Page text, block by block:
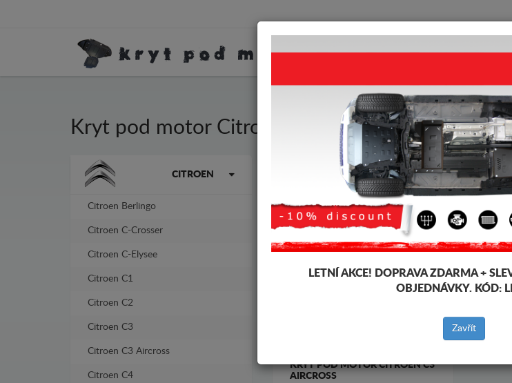
KRYT POD MOTOR HOME
Kryt pod motor Citroen C3 Aircross
Značky vozidel CITROEN
Citroen Berlingo
Citroen C-Crosser
Citroen C-Elysee
Citroen C1
Citroen C2
Citroen C3
Citroen C3 Aircross
Citroen C4
Kryt pod pro motor a převodovku pro vozidla
tloušťky 2-3 mm, snadno se montují, za přijatelné
-4%
KRYT POD MOTOR CITROEN C3
AIRCROSS
LETNÍ AKCE! DOPRAVA ZDARMA +
OBJEDNÁVKY. KÓD:
Zavřít